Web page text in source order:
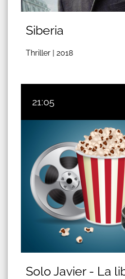
Siberia
Thriller | 2018
21:05
Solo Javier - La